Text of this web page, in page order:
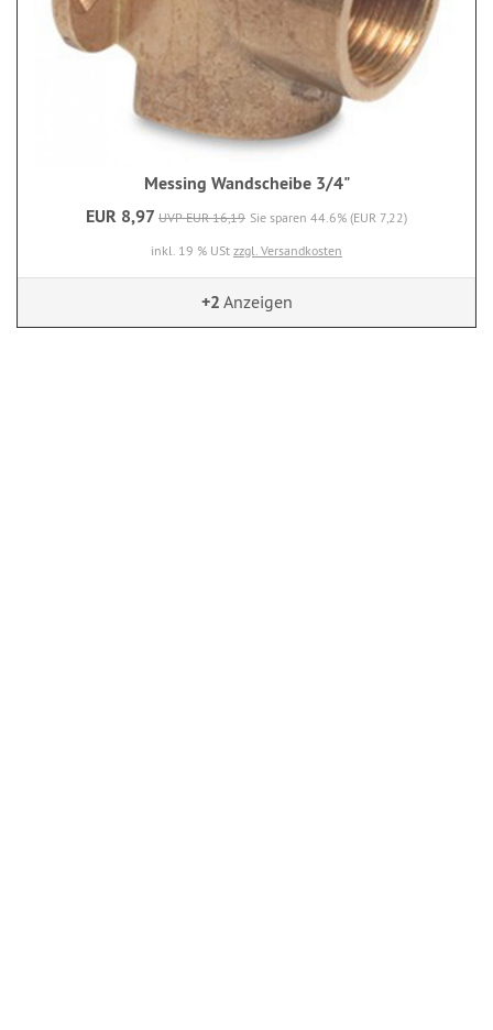
Messing Wandscheibe 3/4"
EUR 8,97 UVP EUR 16,19 Sie sparen 44.6% (EUR 7,22)
inkl. 19 % USt zzgl. Versandkosten
+2 Anzeigen